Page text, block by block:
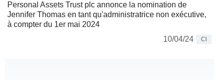
Personal Assets Trust plc annonce la nomination de
Jennifer Thomas en tant qu'administratrice non exécutive,
à compter du 1er mai 2024
10/04/24
CI